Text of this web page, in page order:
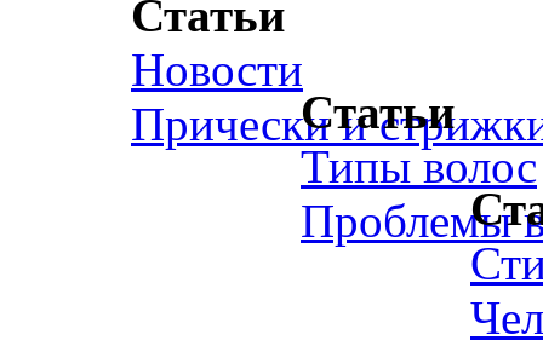
Статьи
Новости
Прически иСтатьи
Типы волос
Проблемы